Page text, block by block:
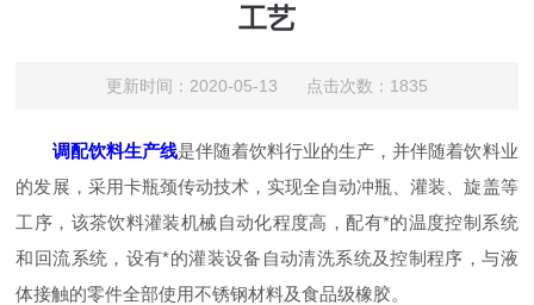
工艺
更新时间：2020-05-13 点击次数：1835
调配饮料生产线是伴随着饮料行业的生产，并伴随着饮料业
的发展，采用卡瓶颈传动技术，实现全自动冲瓶、灌装、旋盖等
工序，该茶饮料灌装机械自动化程度高，配有*的温度控制系统
和回流系统，设有*的灌装设备自动清洗系统及控制程序，与液
体接触的零件全部使用不锈钢材料及食品级橡胶。